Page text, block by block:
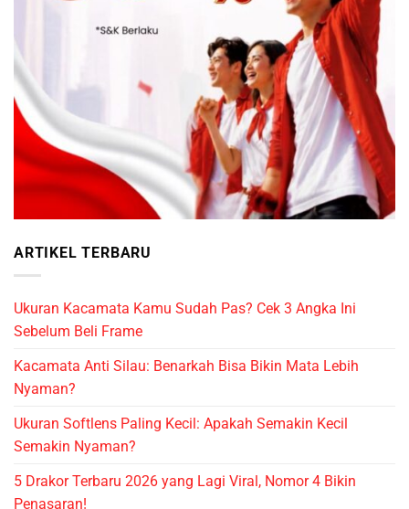
ARTIKEL TERBARU
Ukuran Kacamata Kamu Sudah Pas? Cek 3 Angka Ini
Sebelum Beli Frame
Kacamata Anti Silau: Benarkah Bisa Bikin Mata Lebih
Nyaman?
Ukuran Softlens Paling Kecil: Apakah Semakin Kecil
Semakin Nyaman?
5 Drakor Terbaru 2026 yang Lagi Viral, Nomor 4 Bikin
Penasaran!